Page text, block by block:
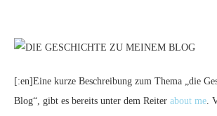
[:en]Eine kurze Beschreibung zum Thema „die
Blog“, gibt es bereits unter dem Reiter about me .